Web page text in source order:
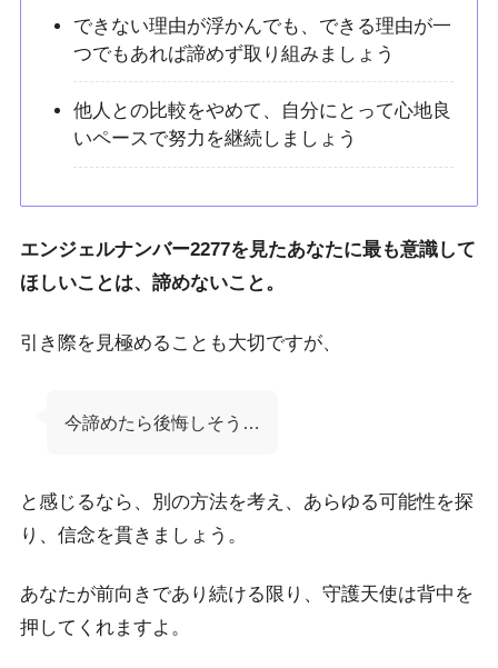
できない理由が浮かんでも、できる理由が一
つでもあれば諦めず取り組みましょう
他人との比較をやめて、自分にとって心地良
いペースで努力を継続しましょう
エンジェルナンバー2277を見たあなたに最も意識して
ほしいことは、諦めないこと。
引き際を見極めることも大切ですが、
今諦めたら後悔しそう…
と感じるなら、別の方法を考え、あらゆる可能性を探
り、信念を貫きましょう。
あなたが前向きであり続ける限り、守護天使は背中を
押してくれますよ。